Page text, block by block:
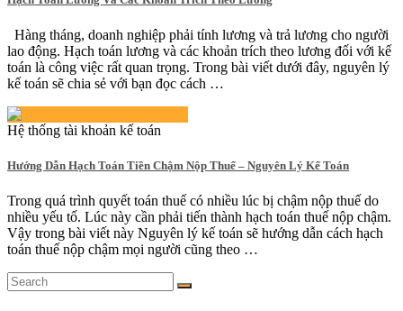
Hàng tháng, doanh nghiệp phải tính lương và trả lương cho người
lao động. Hạch toán lương và các khoản trích theo lương đối với kế
toán là công việc rất quan trọng. Trong bài viết dưới đây, nguyên lý
kế toán sẽ chia sẻ với bạn đọc cách …
Hệ thống tài khoản kế toán
Hướng Dẫn Hạch Toán Tiền Chậm Nộp Thuế – Nguyên Lý Kế Toán
Trong quá trình quyết toán thuế có nhiều lúc bị chậm nộp thuế do
nhiều yếu tố. Lúc này cần phải tiến thành hạch toán thuế nộp chậm.
Vậy trong bài viết này Nguyên lý kế toán sẽ hướng dẫn cách hạch
toán thuế nộp chậm mọi người cũng theo …